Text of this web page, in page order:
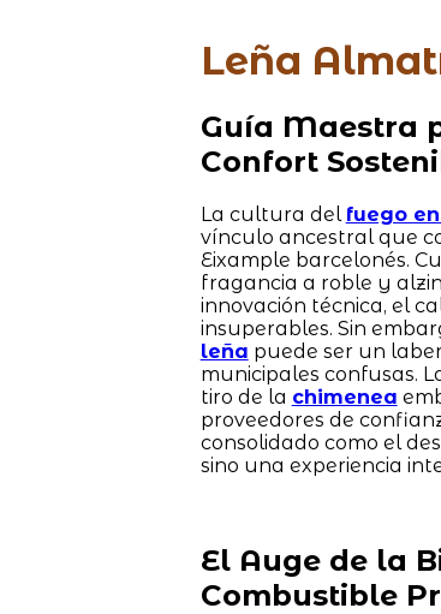
Leña
Guía Maestra
Confort
La cultura del fuego
vínculo ancestral que
Eixample barcelonés.
fragancia a roble y
innovación técnica, el
insuperables. Sin
leña puede ser un
municipales confusas.
tiro de la chimenea
proveedores de
consolidado como el
sino una experiencia
El Auge de la
Combustible